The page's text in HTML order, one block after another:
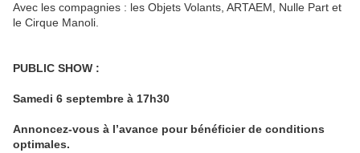
Avec les compagnies : les Objets Volants, ARTAEM, Nulle Part et
le Cirque Manoli.
PUBLIC SHOW :
Samedi 6 septembre à 17h30
Annoncez-vous à l’avance pour bénéficier de conditions
optimales.